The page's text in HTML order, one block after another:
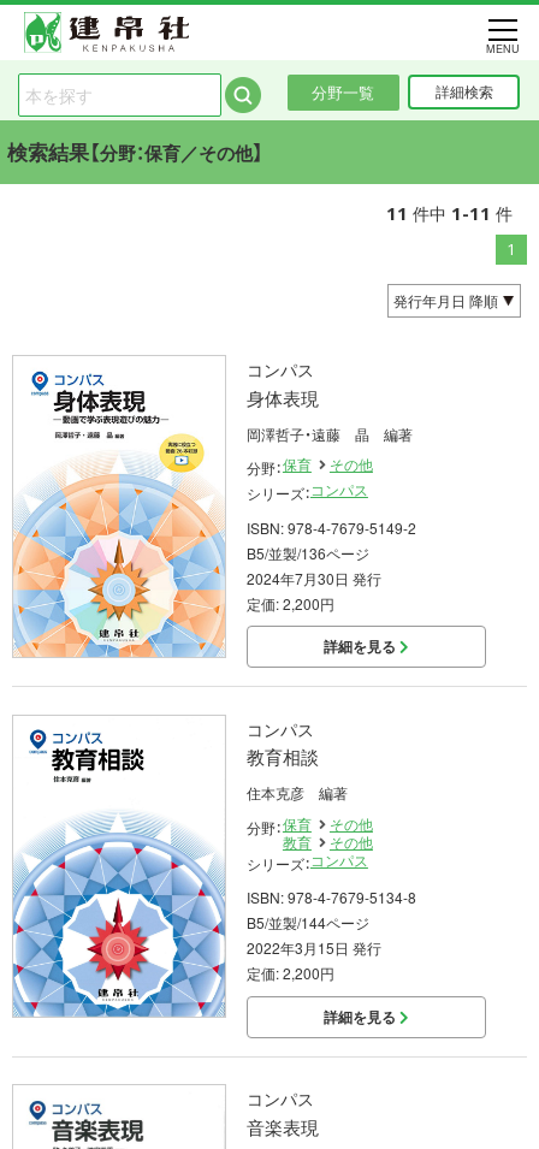
分野一覧 詳細検索
MENU
検索結果【分野：保育／その他】
11 件中 1-11 件
1
コンパス
身体表現
岡澤哲子・遠藤 晶 編著
分野：保育
その他
シリーズ：コンパス
ISBN: 978-4-7679-5149-2
B5/並製/136ページ
2024年7月30日 発行
定価: 2,200円
詳細を見る
コンパス
教育相談
住本克彦 編著
分野：保育
その他
教育
その他
シリーズ：コンパス
ISBN: 978-4-7679-5134-8
B5/並製/144ページ
2022年3月15日 発行
定価: 2,200円
詳細を見る
コンパス
音楽表現